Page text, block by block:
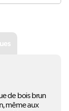
de bois brun
même aux